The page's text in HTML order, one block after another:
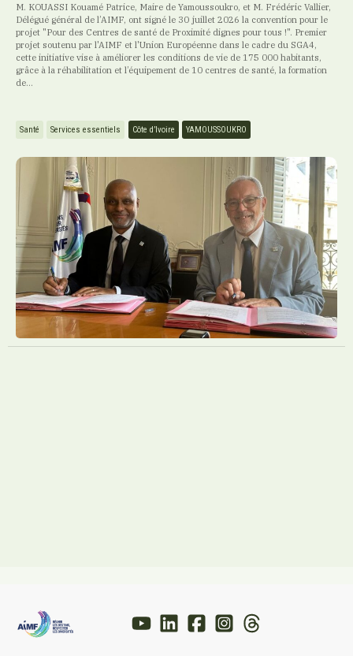
M. KOUASSI Kouamé Patrice, Maire de Yamoussoukro, et M. Frédéric Vallier,
Délégué général de l’AIMF, ont signé le 30 juillet 2026 la convention pour le
projet "Pour des Centres de santé de Proximité dignes pour tous !". Premier
projet soutenu par l'AIMF et l'Union Européenne dans le cadre du SGA4,
cette initiative vise à améliorer les conditions de vie de 175 000 habitants,
grâce à la réhabilitation et l’équipement de 10 centres de santé, la formation
de...
Santé Services essentiels Côte d’Ivoire YAMOUSSOUKRO